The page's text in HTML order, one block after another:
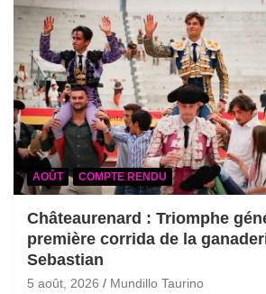
AOÛT COMPTE RENDU
Châteaurenard : Triomphe
première corrida de la
Sebastian
5 août, 2026 Mundillo Taurino